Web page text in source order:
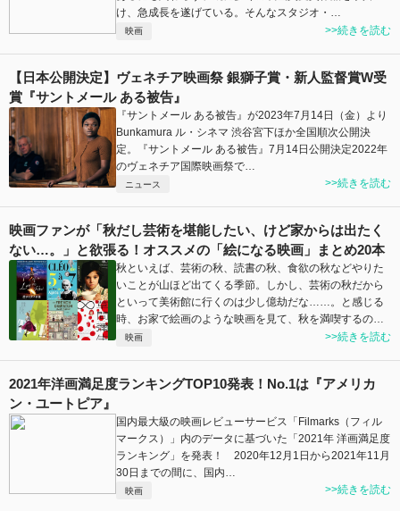
け、急成長を遂げている。そんなスタジオ・…
映画 >>続きを読む
【日本公開決定】ヴェネチア映画祭 銀獅⼦賞・新⼈監督賞W受
賞『サントメール ある被告』
『サントメール ある被告』が2023年7月14日（金）より
Bunkamura ル・シネマ 渋谷宮下ほか全国順次公開決
定。『サントメール ある被告』7月14日公開決定2022年
のヴェネチア国際映画祭で…
ニュース >>続きを読む
映画ファンが「秋だし芸術を堪能したい、けど家からは出たく
ない…。」と欲張る！オススメの「絵になる映画」まとめ20本
秋といえば、芸術の秋、読書の秋、食欲の秋などやりた
いことが山ほど出てくる季節。しかし、芸術の秋だから
といって美術館に行くのは少し億劫だな……。と感じる
時、お家で絵画のような映画を見て、秋を満喫するの…
映画 >>続きを読む
2021年洋画満足度ランキングTOP10発表！No.1は『アメリカ
ン・ユートピア』
国内最大級の映画レビューサービス「Filmarks（フィル
マークス）」内のデータに基づいた「2021年 洋画満足度
ランキング」を発表！ 2020年12月1日から2021年11月
30日までの間に、国内…
映画 >>続きを読む